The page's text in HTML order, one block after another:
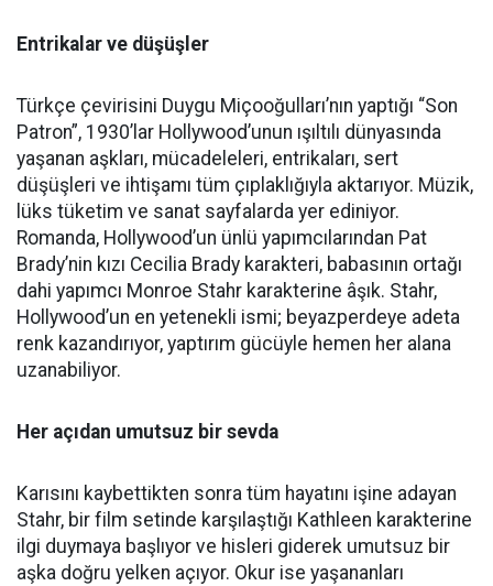
Entrikalar ve düşüşler
Türkçe çevirisini Duygu Miçooğulları’nın yaptığı “Son
Patron”, 1930’lar Hollywood’unun ışıltılı dünyasında
yaşanan aşkları, mücadeleleri, entrikaları, sert
düşüşleri ve ihtişamı tüm çıplaklığıyla aktarıyor. Müzik,
lüks tüketim ve sanat sayfalarda yer ediniyor.
Romanda, Hollywood’un ünlü yapımcılarından Pat
Brady’nin kızı Cecilia Brady karakteri, babasının ortağı
dahi yapımcı Monroe Stahr karakterine âşık. Stahr,
Hollywood’un en yetenekli ismi; beyazperdeye adeta
renk kazandırıyor, yaptırım gücüyle hemen her alana
uzanabiliyor.
Her açıdan umutsuz bir sevda
Karısını kaybettikten sonra tüm hayatını işine adayan
Stahr, bir film setinde karşılaştığı Kathleen karakterine
ilgi duymaya başlıyor ve hisleri giderek umutsuz bir
aşka doğru yelken açıyor. Okur ise yaşananları